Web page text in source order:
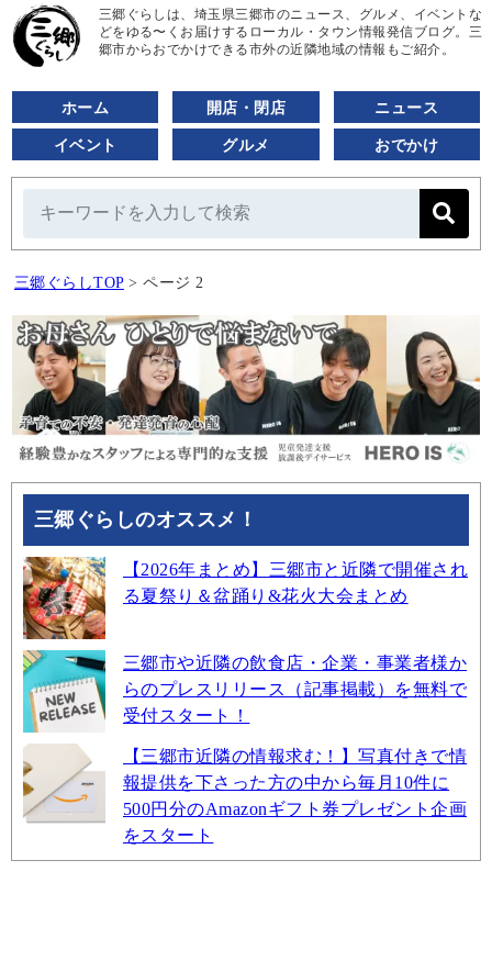
三郷ぐらしは、埼玉県三郷市のニュース、グルメ、イベントな
どをゆる〜くお届けするローカル・タウン情報発信ブログ。三
郷市からおでかけできる市外の近隣地域の情報もご紹介。
ホーム 開店・閉店 ニュース
イベント グルメ おでかけ
三郷ぐらしTOP > ページ 2
三郷ぐらしのオススメ！
【2026年まとめ】三郷市と近隣で開催され
る夏祭り＆盆踊り&花火大会まとめ
三郷市や近隣の飲食店・企業・事業者様か
らのプレスリリース（記事掲載）を無料で
受付スタート！
【三郷市近隣の情報求む！】写真付きで情
報提供を下さった方の中から毎月10件に
500円分のAmazonギフト券プレゼント企画
をスタート